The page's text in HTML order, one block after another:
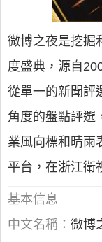
微博之夜是挖掘
度盛典，源自
從單一的新聞評
角度的盤點評選
業風向標和晴雨
平台，在浙江衛
基本信息
中文名稱： 微博